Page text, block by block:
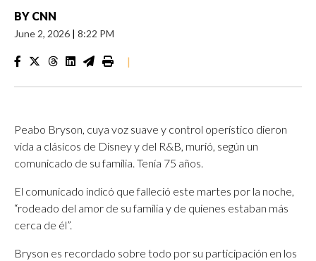
BY CNN
June 2, 2026 | 8:22 PM
|
Peabo Bryson, cuya voz suave y control operístico dieron
vida a clásicos de Disney y del R&B, murió, según un
comunicado de su familia. Tenía 75 años.
El comunicado indicó que falleció este martes por la noche,
“rodeado del amor de su familia y de quienes estaban más
cerca de él”.
Bryson es recordado sobre todo por su participación en los